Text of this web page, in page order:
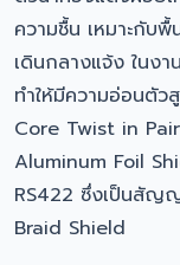
ความชื้น เหมาะกับ
เดินกลางแจ้ง ในง
ทำให้มีความอ่อนตัว
Core Twist in
Aluminum Foil
RS422 ซึ่งเป็นสั
Braid Shield